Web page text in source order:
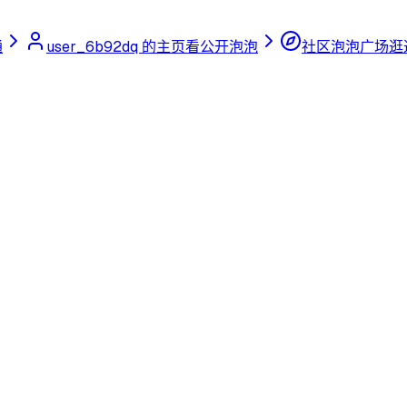
user_6b92dq 的主页看公开泡泡 社区泡泡广场逛